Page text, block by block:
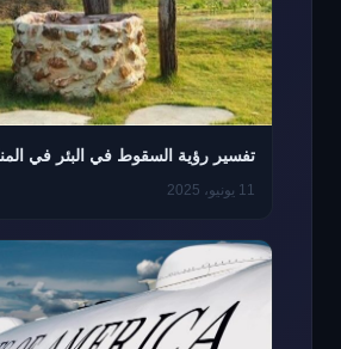
تفسير رؤية السقوط في البئر في
11 يونيو، 2025